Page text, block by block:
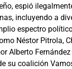
espió
incluyendo a
espectro
Néstor Pitrola,
Alberto
su coalición